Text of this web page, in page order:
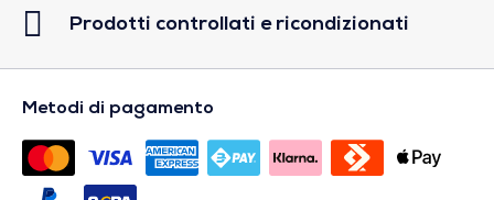
Prodotti controllati e ricondizionati
Metodi di pagamento